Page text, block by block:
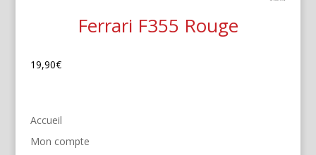
Ferrari F355 Rouge
19,90€
Accueil
Mon compte